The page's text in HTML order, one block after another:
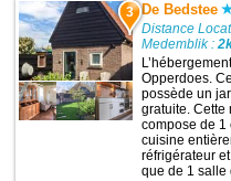
3 De Bedstee
Distance
Medemblik :
Opperdoes.
possède un
gratuite. Cette
compose de 1
cuisine
réfrigérateur
que de 1 salle